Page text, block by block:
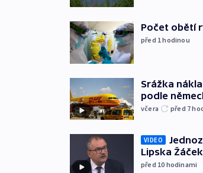
Počet obětí
před 1hodinou
Srážka
podle
včera před 7
VIDEO
Lipska
před 10 hodinami